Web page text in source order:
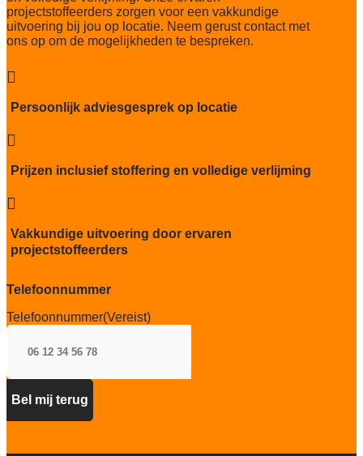
klasse 33 LC 4+ Rolstoel A
Thermische weerstand
0,17 m²C° / W
Kwaliteitslabel GUT
sterk
Project gebruik
projectstoffeerders zorgen voor een vakkundige
uitvoering bij jou op locatie. Neem gerust contact met
ons op om de mogelijkheden te bespreken.

Persoonlijk adviesgesprek op locatie

Prijzen inclusief stoffering en volledige verlijming

Vakkundige uitvoering door ervaren
projectstoffeerders
Telefoonnummer
Telefoonnummer(Vereist)